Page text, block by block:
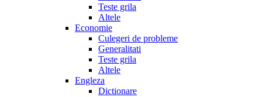
Teste grila
Altele
Economie
Culegeri de probleme
Generalitati
Teste grila
Altele
Engleza
Dictionare